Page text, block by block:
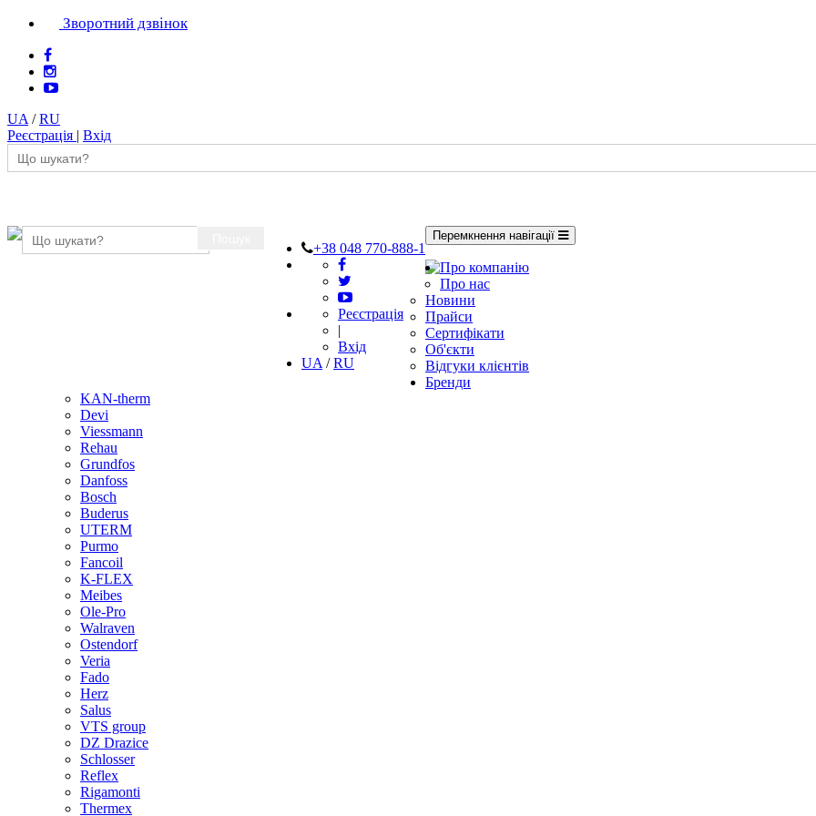
Зворотний дзвінок
UA /RU
Реєстрація | Вхід
+38 048 770-888-1
Реєстрація
|
Вхід
UA /RU
Перемкнення навігації
Про компанію
Про нас
Новини
Прайси
Сертифікати
Об'єкти
Відгуки клієнтів
Бренди
KAN-therm
Devi
Viessmann
Rehau
Grundfos
Danfoss
Bosch
Buderus
UTERM
Purmo
Fancoil
K-FLEX
Meibes
Ole-Pro
Walraven
Ostendorf
Veria
Fado
Herz
Salus
VTS group
DZ Drazice
Schlosser
Reflex
Rigamonti
Thermex